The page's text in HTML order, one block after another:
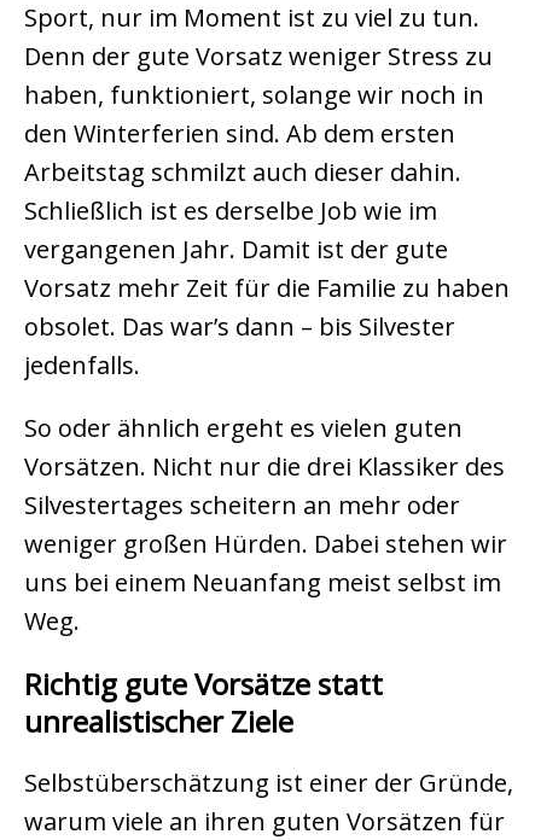
Sport, nur im Moment ist zu viel zu tun.
Denn der gute Vorsatz weniger Stress zu
haben, funktioniert, solange wir noch in
den Winterferien sind. Ab dem ersten
Arbeitstag schmilzt auch dieser dahin.
Schließlich ist es derselbe Job wie im
vergangenen Jahr. Damit ist der gute
Vorsatz mehr Zeit für die Familie zu haben
obsolet. Das war’s dann – bis Silvester
jedenfalls.
So oder ähnlich ergeht es vielen guten
Vorsätzen. Nicht nur die drei Klassiker des
Silvestertages scheitern an mehr oder
weniger großen Hürden. Dabei stehen wir
uns bei einem Neuanfang meist selbst im
Weg.
Richtig gute Vorsätze statt
unrealistischer Ziele
Selbstüberschätzung ist einer der Gründe,
warum viele an ihren guten Vorsätzen für